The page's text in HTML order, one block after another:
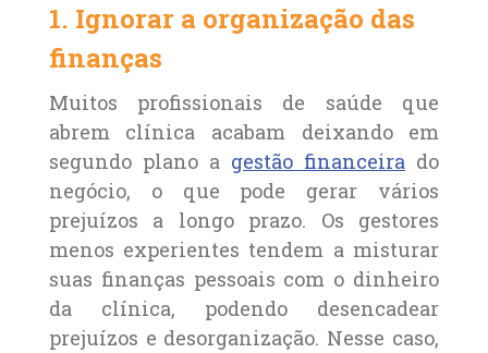
1. Ignorar a organização das
finanças
Muitos profissionais de saúde que
abrem clínica acabam deixando em
segundo plano a gestão financeira do
negócio, o que pode gerar vários
prejuízos a longo prazo. Os gestores
menos experientes tendem a misturar
suas finanças pessoais com o dinheiro
da clínica, podendo desencadear
prejuízos e desorganização. Nesse caso,